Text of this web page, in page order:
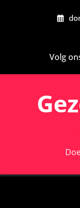
Volg